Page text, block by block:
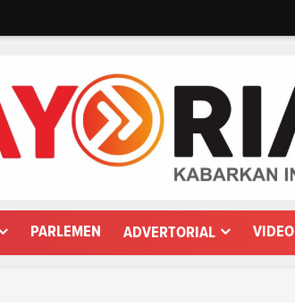
PARLEMEN ADVERTORIAL VIDEO